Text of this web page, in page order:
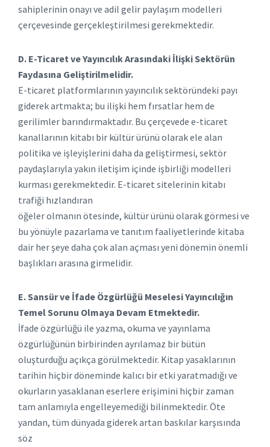
sahiplerinin onayı ve adil gelir paylaşım modelleri
çerçevesinde gerçekleştirilmesi gerekmektedir.
D. E-Ticaret ve Yayıncılık Arasındaki İlişki Sektörün
Faydasına Geliştirilmelidir.
E-ticaret platformlarının yayıncılık sektöründeki payı
giderek artmakta; bu ilişki hem fırsatlar hem de
gerilimler barındırmaktadır. Bu çerçevede e-ticaret
kanallarının kitabı bir kültür ürünü olarak ele alan
politika ve işleyişlerini daha da geliştirmesi, sektör
paydaşlarıyla yakın iletişim içinde işbirliği modelleri
kurması gerekmektedir. E-ticaret sitelerinin kitabı
trafiği hızlandıran
öğeler olmanın ötesinde, kültür ürünü olarak görmesi ve
bu yönüyle pazarlama ve tanıtım faaliyetlerinde kitaba
dair her şeye daha çok alan açması yeni dönemin önemli
başlıkları arasına girmelidir.
E. Sansür ve İfade Özgürlüğü Meselesi Yayıncılığın
Temel Sorunu Olmaya Devam Etmektedir.
İfade özgürlüğü ile yazma, okuma ve yayınlama
özgürlüğünün birbirinden ayrılamaz bir bütün
oluşturduğu açıkça görülmektedir. Kitap yasaklarının
tarihin hiçbir döneminde kalıcı bir etki yaratmadığı ve
okurların yasaklanan eserlere erişimini hiçbir zaman
tam anlamıyla engelleyemediği bilinmektedir. Öte
yandan, tüm dünyada giderek artan baskılar karşısında
söz